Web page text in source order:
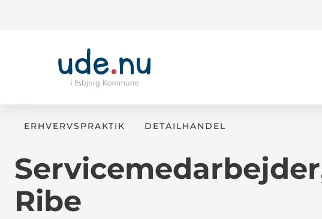
ERHVERVSPRAKTIK DETAILHANDEL
Ribe